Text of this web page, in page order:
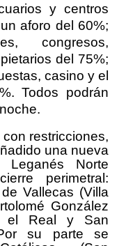
y centros
aforo del 60%;
congresos,
del 75%;
casino y el
Todos podrán
restricciones,
una nueva
Norte
perimetral:
Vallecas (Villa
González
el Real y San
su parte se